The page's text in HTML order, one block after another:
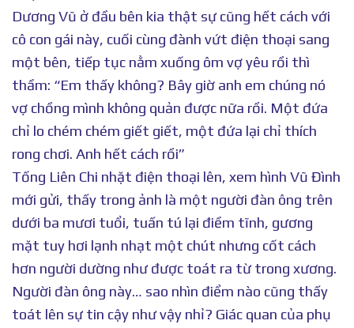
Dương Vũ ở đầu bên kia thật sự cũng hết cách với
cô con gái này, cuối cùng đành vứt điện thoại sang
một bên, tiếp tục nằm xuống ôm vợ yêu rồi thì
thầm: “Em thấy không? Bây giờ anh em chúng nó
vợ chồng mình không quản được nữa rồi. Một đứa
chỉ lo chém chém giết giết, một đứa lại chỉ thích
rong chơi. Anh hết cách rồi”
Tống Liên Chi nhặt điện thoại lên, xem hình Vũ Đình
mới gửi, thấy trong ảnh là một người đàn ông trên
dưới ba mươi tuổi, tuấn tú lại điềm tĩnh, gương
mặt tuy hơi lạnh nhạt một chút nhưng cốt cách
hơn người dường như được toát ra từ trong xương.
Người đàn ông này… sao nhìn điểm nào cũng thấy
toát lên sự tin cậy như vậy nhỉ? Giác quan của phụ